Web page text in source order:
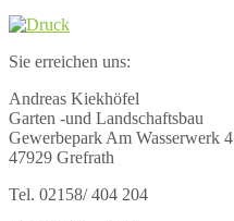
Sie erreichen uns:
Andreas Kiekhöfel
Garten -und Landschaftsbau
Gewerbepark Am Wasserwerk 4
47929 Grefrath
Tel. 02158/ 404 204